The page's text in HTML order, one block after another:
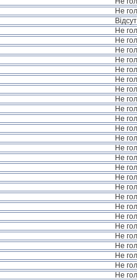
Не
Не
Не
Не
Не
Не
Не
Не
Не
Не
Не
Не
Не
Не
Не
Не
Не
Не
Не
Не
Не
Не
Не
Не
Не
Не
Не